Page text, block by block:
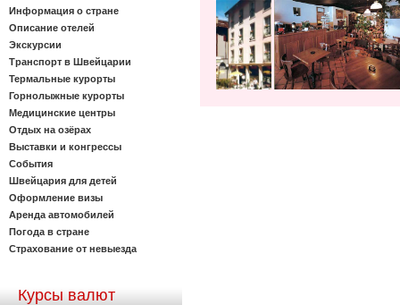
Информация о стране
Описание отелей
Экскурсии
Транспорт в Швейцарии
Термальные курорты
Горнолыжные курорты
Медицинские центры
Отдых на озёрах
Выставки и конгрессы
События
Швейцария для детей
Оформление визы
Аренда автомобилей
Погода в стране
Страхование от невыезда
Курсы валют